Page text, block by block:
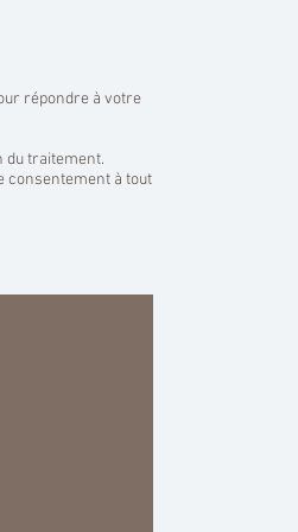
répondre à votre
du traitement.
consentement à tout